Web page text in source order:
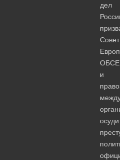
дел
Совет
ОБСЕ
и